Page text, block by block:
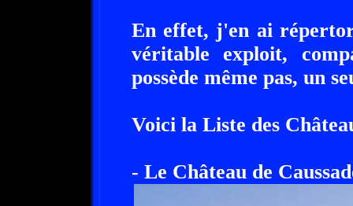
En effet, j'en ai
véritable exploit,
possède même pas, un
Voici la Liste des
- Le Château de